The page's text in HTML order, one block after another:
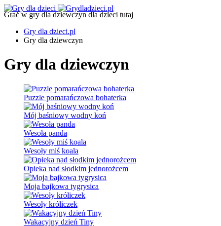
Grać w gry dla dziewczyn dla dzieci tutaj
Gry dla dzieci.pl
Gry dla dziewczyn
Gry dla dziewczyn
Puzzle pomarańczowa bohaterka
Mój baśniowy wodny koń
Wesoła panda
Wesoły miś koala
Opieka nad słodkim jednorożcem
Moja bajkowa tygrysica
Wesoły króliczek
Wakacyjny dzień Tiny